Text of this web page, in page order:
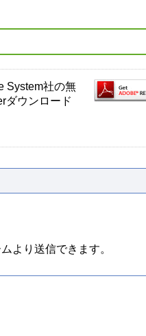
System社の無
ダウンロード
より送信できます。